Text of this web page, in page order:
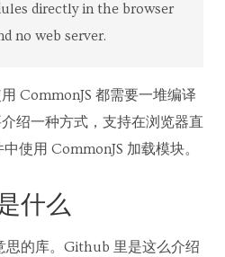
directly in the browser
no web server.
CommonJS 都需要一堆编译
绍一种方式，支持在浏览器直
使用 CommonJS 加载模块。
什么
的库。Github 里是这么介绍